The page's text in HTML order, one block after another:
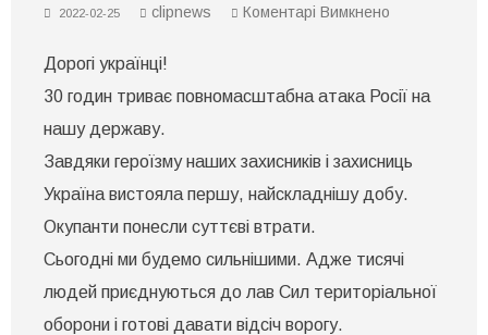
2022-02-25 clipnews Коментарі Вимкнено
Олексія
Дорогі українці!
30 годин триває повномасштабна атака Росії на
нашу державу.
Завдяки героїзму наших захисників і захисниць
Україна вистояла першу, найскладнішу добу.
Окупанти понесли суттєві втрати.
Сьогодні ми будемо сильнішими. Адже тисячі
людей приєднуються до лав Сил територіальної
оборони і готові давати відсіч ворогу.